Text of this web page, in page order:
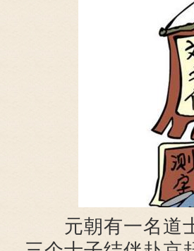
元朝有一名道士